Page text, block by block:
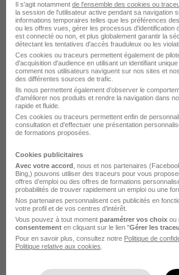
Niort - 79 Intérim 30 € / heure
Voir l’offre
Adecco Medical
Niort - 79 Intérim 26 € / heure
Voir l’offre
Il s'agit notamment de l'ensemble des cookies ou
la session de l'utilisateur active pendant sa navigation
informations temporaires telles que les préférences
ou les offres vues, gérer les processus d'identification
est connecté ou non, et plus globalement garantir la
détectant les tentatives d'accès frauduleux ou les
Ces cookies ou traceurs permettent également de
d'acquisition d'audience en utilisant un identifiant
comment nos utilisateurs naviguent sur nos sites et
des différentes sources de trafic.
Ils nous permettent également d’observer le
d'améliorer nos produits et rendre la navigation dans
rapide et fluide.
Ces cookies ou traceurs permettent enfin de
consultation et d'effectuer une présentation
de formations proposées.
Cookies publicitaires
Avec votre accord , nous et nos partenaires
Bing,) pouvons utiliser des traceurs pour vous
offres d’emploi ou des offres de formations
probabilités de trouver rapidement un emploi ou une
Nos partenaires personnalisent ces publicités en
votre profil et de vos centres d’intérêt.
Vous pouvez à tout moment paramétrer vos choix ou
consentement en cliquant sur le lien "Gérer les
Pour en savoir plus, consultez notre Politique de
Politique relative aux cookies